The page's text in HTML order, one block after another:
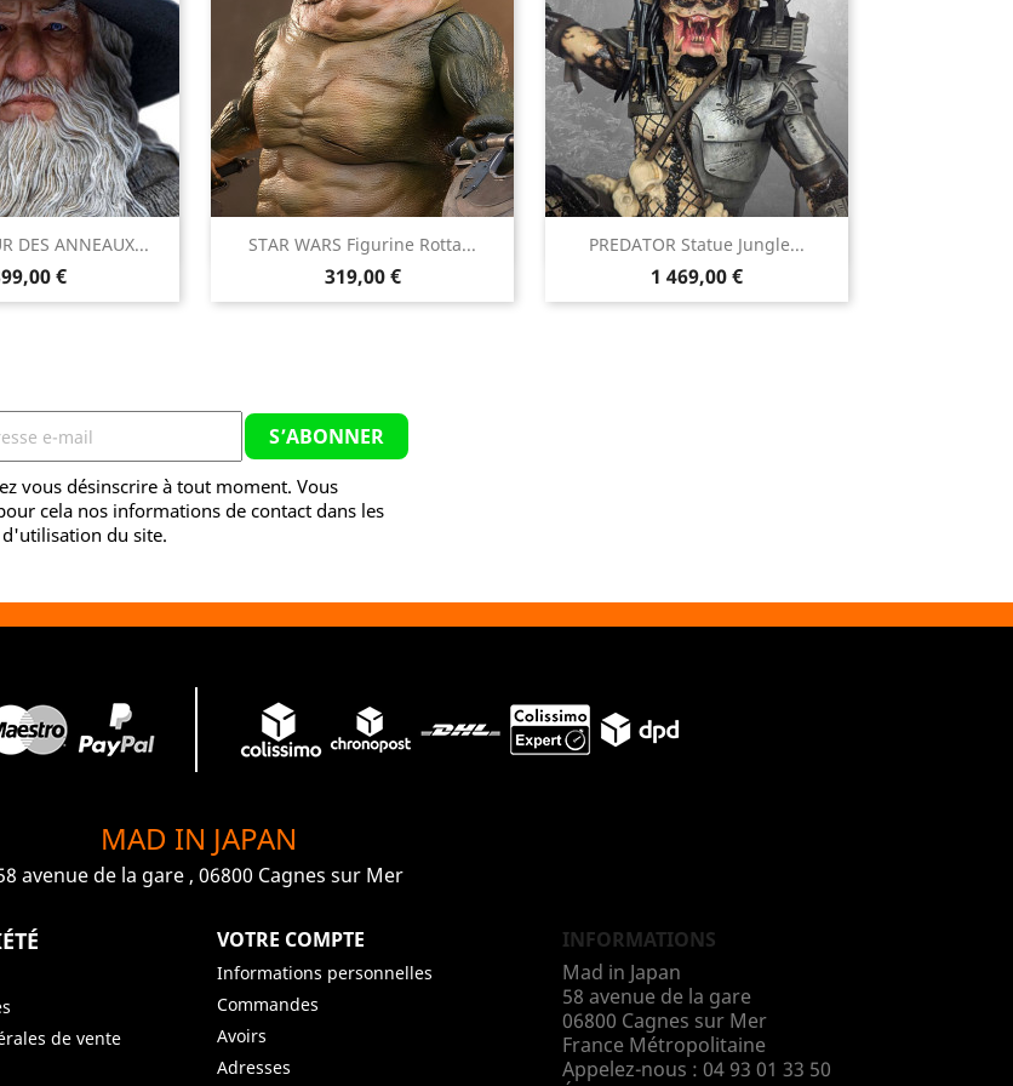
DES ANNEAUX...
€
rapide STAR WARS Figurine Rotta...
Prix
319,00 €
Aperçu rapide PREDATOR Statue Jungle...
Prix
1 469,00 €
Aperçu rapide
vous désinscrire à tout moment. Vous
cela nos informations de contact dans les
du site.
MAD IN JAPAN
avenue de la gare , 06800 Cagnes sur Mer
de vente
VOTRE COMPTE
Informations personnelles
Commandes
Avoirs
Adresses
INFORMATIONS
Mad in Japan
58 avenue de la gare
06800 Cagnes sur Mer
France Métropolitaine
Appelez-nous : 04 93 01 33 50